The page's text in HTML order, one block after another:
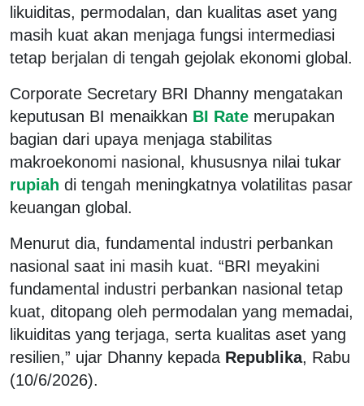
likuiditas, permodalan, dan kualitas aset yang
masih kuat akan menjaga fungsi intermediasi
tetap berjalan di tengah gejolak ekonomi global.
Corporate Secretary BRI Dhanny mengatakan
keputusan BI menaikkan BI Rate merupakan
bagian dari upaya menjaga stabilitas
makroekonomi nasional, khususnya nilai tukar
rupiah di tengah meningkatnya volatilitas pasar
keuangan global.
Menurut dia, fundamental industri perbankan
nasional saat ini masih kuat. “BRI meyakini
fundamental industri perbankan nasional tetap
kuat, ditopang oleh permodalan yang memadai,
likuiditas yang terjaga, serta kualitas aset yang
resilien,” ujar Dhanny kepada Republika, Rabu
(10/6/2026).